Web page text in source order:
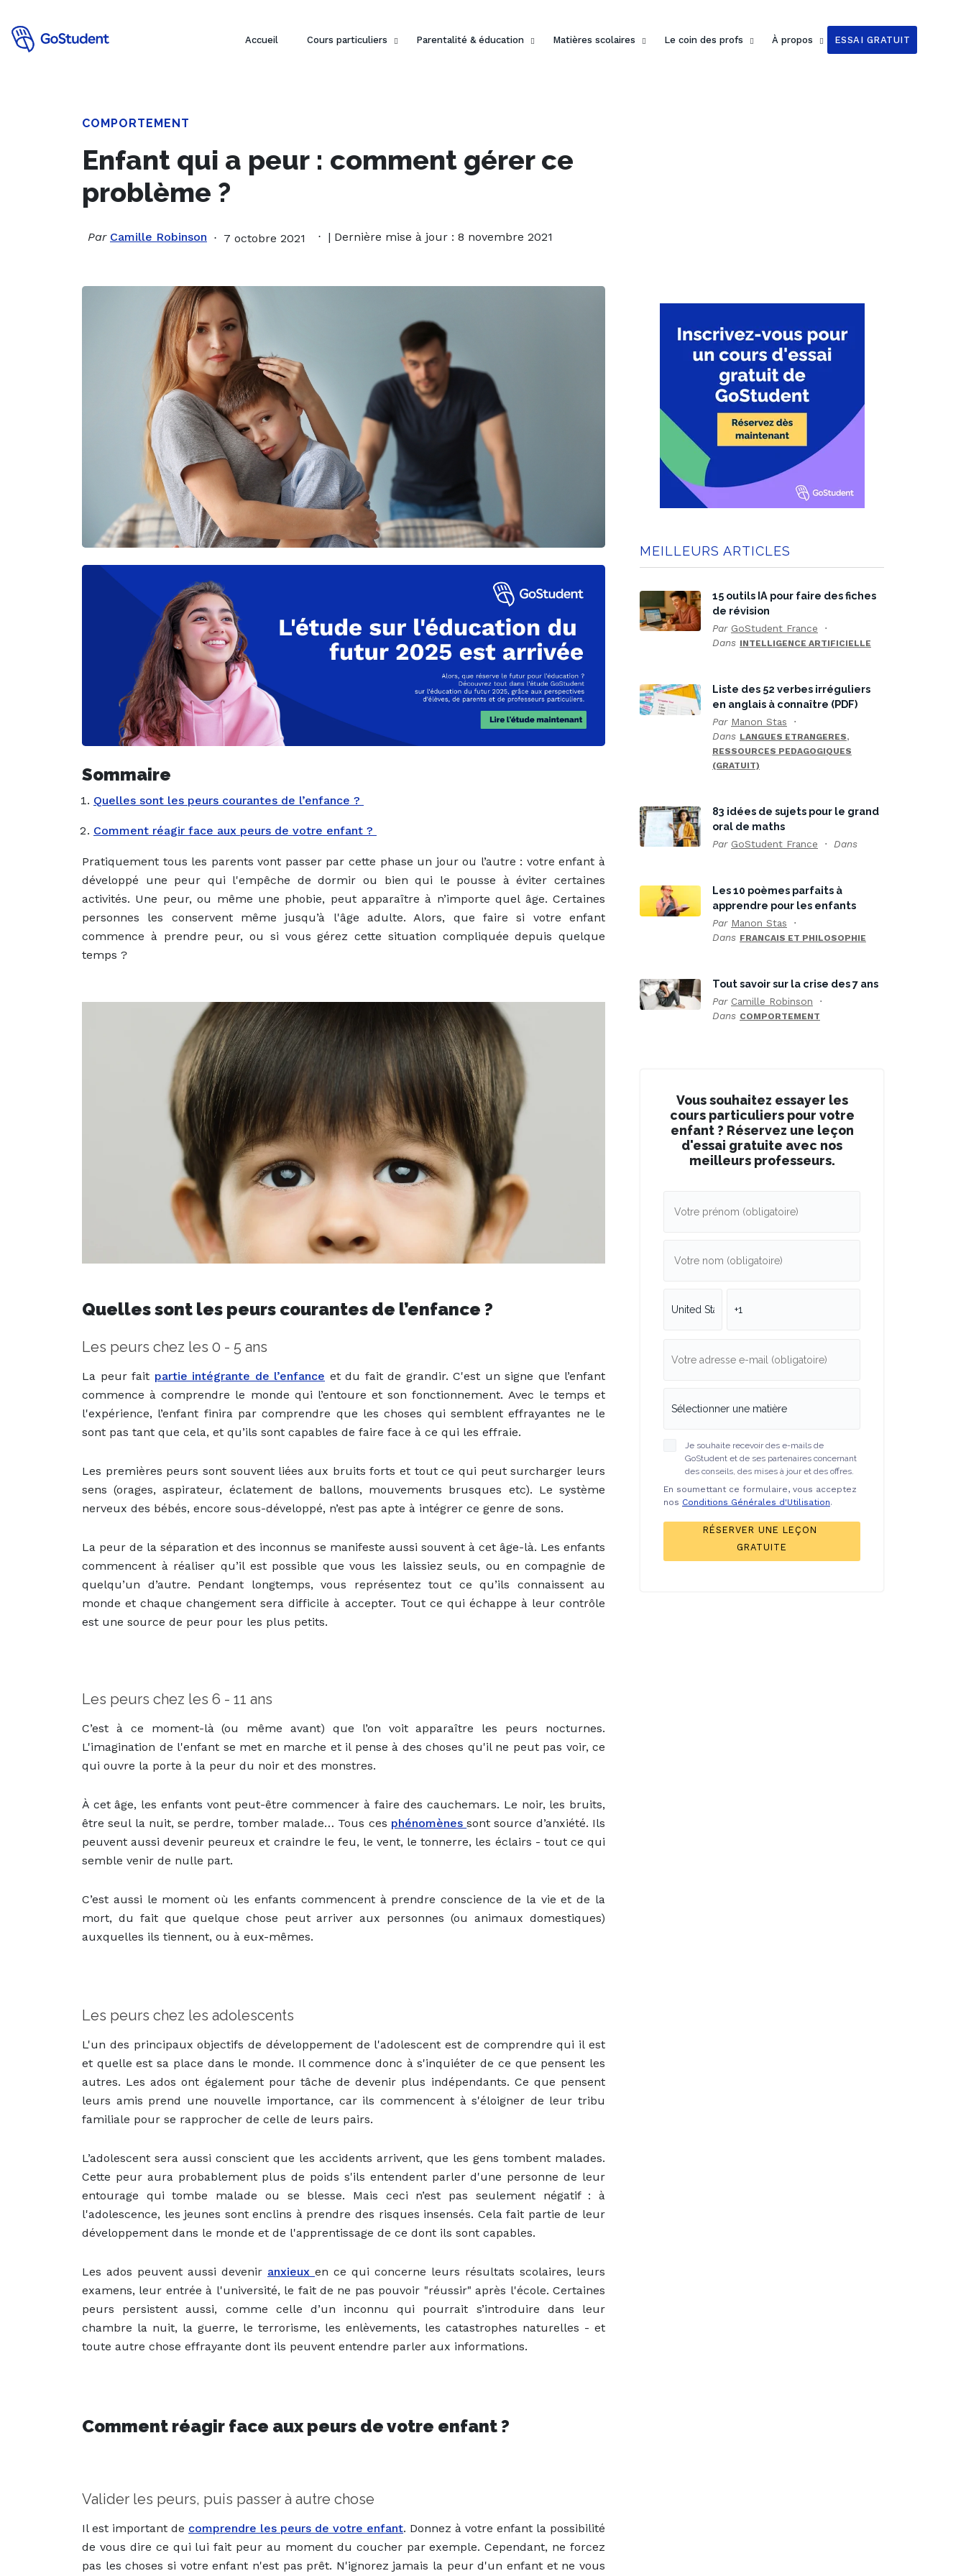
Accueil Cours particuliers Parentalité & éducation Matières scolaires Le coin des profs À propos ESSAI GRATUIT
COMPORTEMENT
Enfant qui a peur : comment gérer ce
problème ?
Par Camille Robinson 7 octobre 2021 | Dernière mise à jour : 8 novembre 2021
Sommaire
Quelles sont les peurs courantes de l’enfance ?
Comment réagir face aux peurs de votre enfant ?
Pratiquement tous les parents vont passer par cette phase un jour ou l’autre : votre enfant à
développé une peur qui l'empêche de dormir ou bien qui le pousse à éviter certaines
activités. Une peur, ou même une phobie, peut apparaître à n’importe quel âge. Certaines
personnes les conservent même jusqu’à l'âge adulte. Alors, que faire si votre enfant
commence à prendre peur, ou si vous gérez cette situation compliquée depuis quelque
temps ?
Quelles sont les peurs courantes de l’enfance ?
Les peurs chez les 0 - 5 ans
La peur fait partie intégrante de l’enfance et du fait de grandir. C'est un signe que l’enfant
commence à comprendre le monde qui l’entoure et son fonctionnement. Avec le temps et
l'expérience, l’enfant finira par comprendre que les choses qui semblent effrayantes ne le
sont pas tant que cela, et qu’ils sont capables de faire face à ce qui les effraie.
Les premières peurs sont souvent liées aux bruits forts et tout ce qui peut surcharger leurs
sens (orages, aspirateur, éclatement de ballons, mouvements brusques etc). Le système
nerveux des bébés, encore sous-développé, n’est pas apte à intégrer ce genre de sons.
La peur de la séparation et des inconnus se manifeste aussi souvent à cet âge-là. Les enfants
commencent à réaliser qu’il est possible que vous les laissiez seuls, ou en compagnie de
quelqu’un d’autre. Pendant longtemps, vous représentez tout ce qu’ils connaissent au
monde et chaque changement sera difficile à accepter. Tout ce qui échappe à leur contrôle
est une source de peur pour les plus petits.
Les peurs chez les 6 - 11 ans
C’est à ce moment-là (ou même avant) que l’on voit apparaître les peurs nocturnes.
L'imagination de l'enfant se met en marche et il pense à des choses qu'il ne peut pas voir, ce
qui ouvre la porte à la peur du noir et des monstres.
À cet âge, les enfants vont peut-être commencer à faire des cauchemars. Le noir, les bruits,
être seul la nuit, se perdre, tomber malade… Tous ces phénomènessont source d’anxiété. Ils
peuvent aussi devenir peureux et craindre le feu, le vent, le tonnerre, les éclairs - tout ce qui
semble venir de nulle part.
C’est aussi le moment où les enfants commencent à prendre conscience de la vie et de la
mort, du fait que quelque chose peut arriver aux personnes (ou animaux domestiques)
auxquelles ils tiennent, ou à eux-mêmes.
Les peurs chez les adolescents
L'un des principaux objectifs de développement de l'adolescent est de comprendre qui il est
et quelle est sa place dans le monde. Il commence donc à s'inquiéter de ce que pensent les
autres. Les ados ont également pour tâche de devenir plus indépendants. Ce que pensent
leurs amis prend une nouvelle importance, car ils commencent à s'éloigner de leur tribu
familiale pour se rapprocher de celle de leurs pairs.
L’adolescent sera aussi conscient que les accidents arrivent, que les gens tombent malades.
Cette peur aura probablement plus de poids s'ils entendent parler d'une personne de leur
entourage qui tombe malade ou se blesse. Mais ceci n’est pas seulement négatif : à
l'adolescence, les jeunes sont enclins à prendre des risques insensés. Cela fait partie de leur
développement dans le monde et de l'apprentissage de ce dont ils sont capables.
Les ados peuvent aussi devenir anxieux en ce qui concerne leurs résultats scolaires, leurs
examens, leur entrée à l'université, le fait de ne pas pouvoir "réussir" après l'école. Certaines
peurs persistent aussi, comme celle d’un inconnu qui pourrait s’introduire dans leur
chambre la nuit, la guerre, le terrorisme, les enlèvements, les catastrophes naturelles - et
toute autre chose effrayante dont ils peuvent entendre parler aux informations.
Comment réagir face aux peurs de votre enfant ?
Valider les peurs, puis passer à autre chose
Il est important de comprendre les peurs de votre enfant. Donnez à votre enfant la possibilité
de vous dire ce qui lui fait peur au moment du coucher par exemple. Cependant, ne forcez
pas les choses si votre enfant n'est pas prêt. N'ignorez jamais la peur d'un enfant et ne vous
MEILLEURS ARTICLES
15 outils IA pour faire des fiches
de révision
Par GoStudent France
Dans INTELLIGENCE ARTIFICIELLE
Liste des 52 verbes irréguliers
en anglais à connaître (PDF)
Par Manon Stas
Dans LANGUES ETRANGERES,
RESSOURCES PEDAGOGIQUES
(GRATUIT)
83 idées de sujets pour le grand
oral de maths
Par GoStudent France Dans
Les 10 poèmes parfaits à
apprendre pour les enfants
Par Manon Stas
Dans FRANCAIS ET PHILOSOPHIE
Tout savoir sur la crise des 7 ans
Par Camille Robinson
Dans COMPORTEMENT
Vous souhaitez essayer les
cours particuliers pour votre
enfant ? Réservez une leçon
d'essai gratuite avec nos
meilleurs professeurs.
Je souhaite recevoir des e-mails de
GoStudent et de ses partenaires concernant
des conseils, des mises à jour et des offres.
En soumettant ce formulaire, vous acceptez
nos Conditions Générales d'Utilisation.